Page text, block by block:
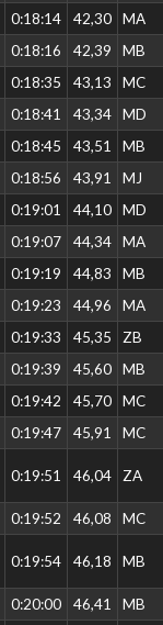
0:18:14 42,30
MA
0:18:16 42,39
MB
0:18:35 43,13
MC
0:18:41 43,34
MD
0:18:45 43,51
MB
0:18:56 43,91
MJ
0:19:01 44,10
MD
0:19:07 44,34
MA
0:19:19 44,83
MB
0:19:23 44,96
MA
0:19:33 45,35
ZB
0:19:39 45,60
MB
0:19:42 45,70
MC
0:19:47 45,91 MC
0:19:51 46,04 ZA
0:19:52 46,08 MC
0:19:54 46,18 MB
0:20:00 46,41 MB